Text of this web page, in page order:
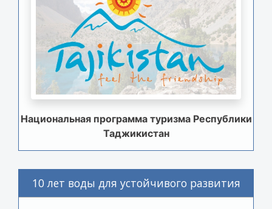
Национальная программа туризма Республики
Таджикистан
10 лет воды для устойчивого развития